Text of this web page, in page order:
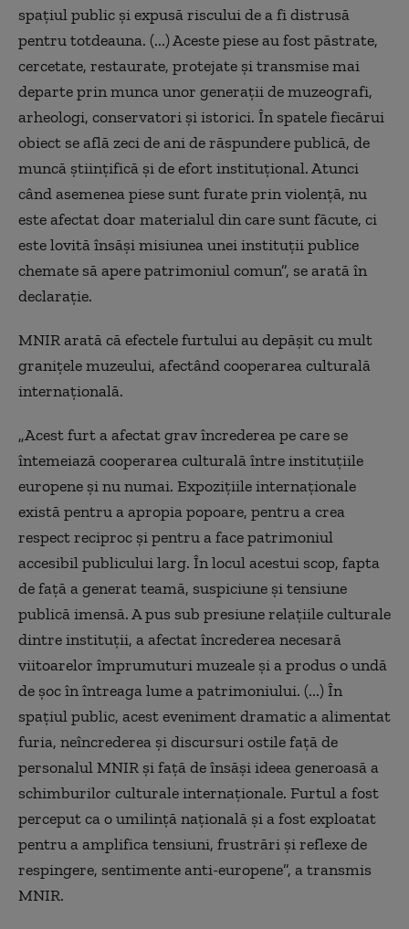
spaţiul public şi expusă riscului de a fi distrusă
pentru totdeauna. (...) Aceste piese au fost păstrate,
cercetate, restaurate, protejate şi transmise mai
departe prin munca unor generaţii de muzeografi,
arheologi, conservatori şi istorici. În spatele fiecărui
obiect se află zeci de ani de răspundere publică, de
muncă ştiinţifică şi de efort instituţional. Atunci
când asemenea piese sunt furate prin violenţă, nu
este afectat doar materialul din care sunt făcute, ci
este lovită însăşi misiunea unei instituţii publice
chemate să apere patrimoniul comun”, se arată în
declaraţie.
MNIR arată că efectele furtului au depăşit cu mult
graniţele muzeului, afectând cooperarea culturală
internaţională.
„Acest furt a afectat grav încrederea pe care se
întemeiază cooperarea culturală între instituţiile
europene şi nu numai. Expoziţiile internaţionale
există pentru a apropia popoare, pentru a crea
respect reciproc şi pentru a face patrimoniul
accesibil publicului larg. În locul acestui scop, fapta
de faţă a generat teamă, suspiciune şi tensiune
publică imensă. A pus sub presiune relaţiile culturale
dintre instituţii, a afectat încrederea necesară
viitoarelor împrumuturi muzeale şi a produs o undă
de şoc în întreaga lume a patrimoniului. (...) În
spaţiul public, acest eveniment dramatic a alimentat
furia, neîncrederea şi discursuri ostile faţă de
personalul MNIR şi faţă de însăşi ideea generoasă a
schimburilor culturale internaţionale. Furtul a fost
perceput ca o umilinţă naţională şi a fost exploatat
pentru a amplifica tensiuni, frustrări şi reflexe de
respingere, sentimente anti-europene”, a transmis
MNIR.